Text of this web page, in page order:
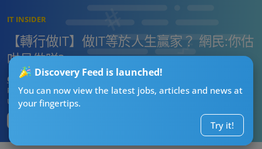
Discovery Feed is launched!
You can now view the latest jobs, articles and news at
your fingertips.
Try it!
IT INSIDER
【轉行做IT】做IT等於人生贏家？ 網民:你估
咁易做咩?
CTgoodjobs’ Editor
Published: 2022-10-17
Updated:2022-10-17 17:27